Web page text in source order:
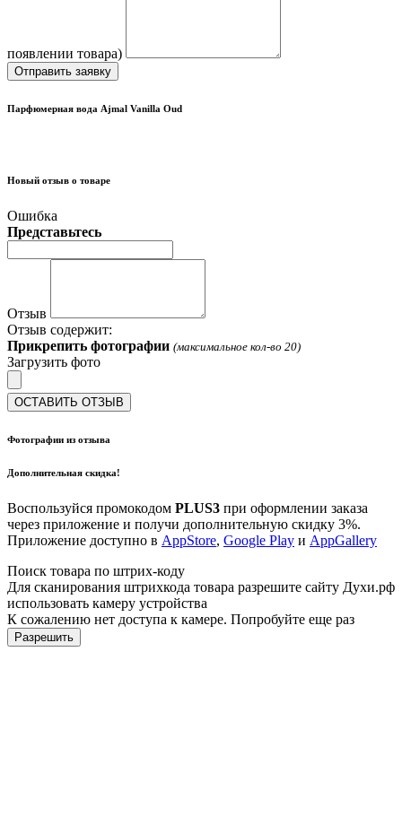
появлении товара)
Отправить заявку
Парфюмерная вода Ajmal Vanilla Oud
Новый отзыв о товаре
Ошибка
Представьтесь
Отзыв
Отзыв содержит:
Прикрепить фотографии (максимальное кол-во 20)
Загрузить фото
ОСТАВИТЬ ОТЗЫВ
Фотографии из отзыва
Дополнительная скидка!
Воспользуйся промокодом PLUS3 при оформлении заказа
через приложение и получи дополнительную скидку 3%.
Приложение доступно в AppStore, Google Play и AppGallery
Поиск товара по штрих-коду
Для сканирования штрихкода товара разрешите сайту Духи.рф
использовать камеру устройства
К сожалению нет доступа к камере. Попробуйте еще раз
Разрешить